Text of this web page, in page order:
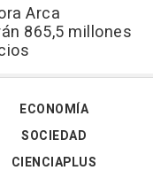
Arca
865,5 millones
ECONOMÍA
SOCIEDAD
CIENCIAPLUS